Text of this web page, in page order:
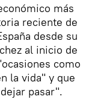
más
reciente de
desde su
al inicio de
como
la vida" y que
pasar".